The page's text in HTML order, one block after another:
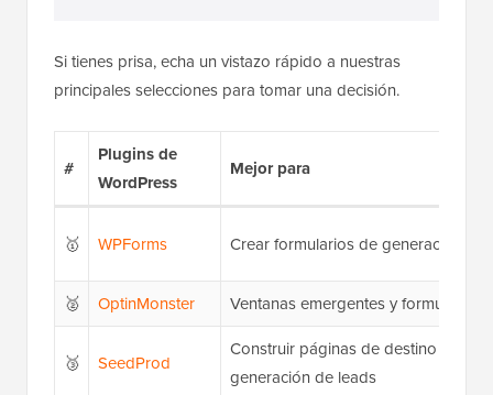
Si tienes prisa, echa un vistazo rápido a nuestras
principales selecciones para tomar una decisión.
#
Plugins de
WordPress
Mejor para
🥇 WPForms Crear formularios de generación de
🥈 OptinMonster Ventanas emergentes y formularios
🥉 SeedProd
Construir páginas de destino con
generación de leads